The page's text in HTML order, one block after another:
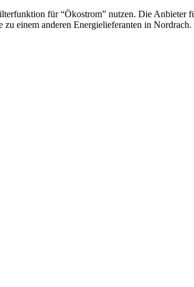
für “Ökostrom” nutzen. Die Anbieter
einem anderen Energielieferanten in Nordrach.